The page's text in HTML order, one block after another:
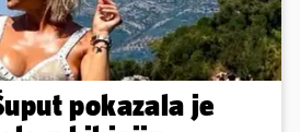
pokazala je